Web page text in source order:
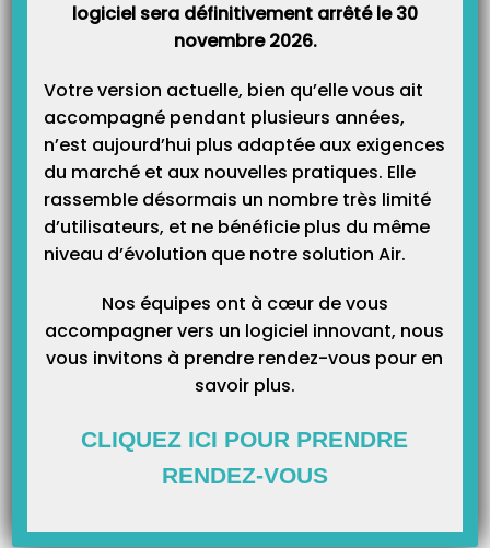
Catégorieslogiciel sera définitivement arrêté le 30
novembre 2026.
Votre version actuelle, bien qu’elle vous ait
accompagné pendant plusieurs années,
n’est aujourd’hui plus adaptée aux exigences
du marché et aux nouvelles pratiques. Elle
rassemble désormais un nombre très limité
d’utilisateurs, et ne bénéficie plus du même
niveau d’évolution que notre solution Air.
Nos équipes ont à cœur de vous
accompagner vers un logiciel innovant, nous
vous invitons à prendre rendez-vous pour en
savoir plus.
CLIQUEZ ICI POUR PRENDRE
RENDEZ-VOUS